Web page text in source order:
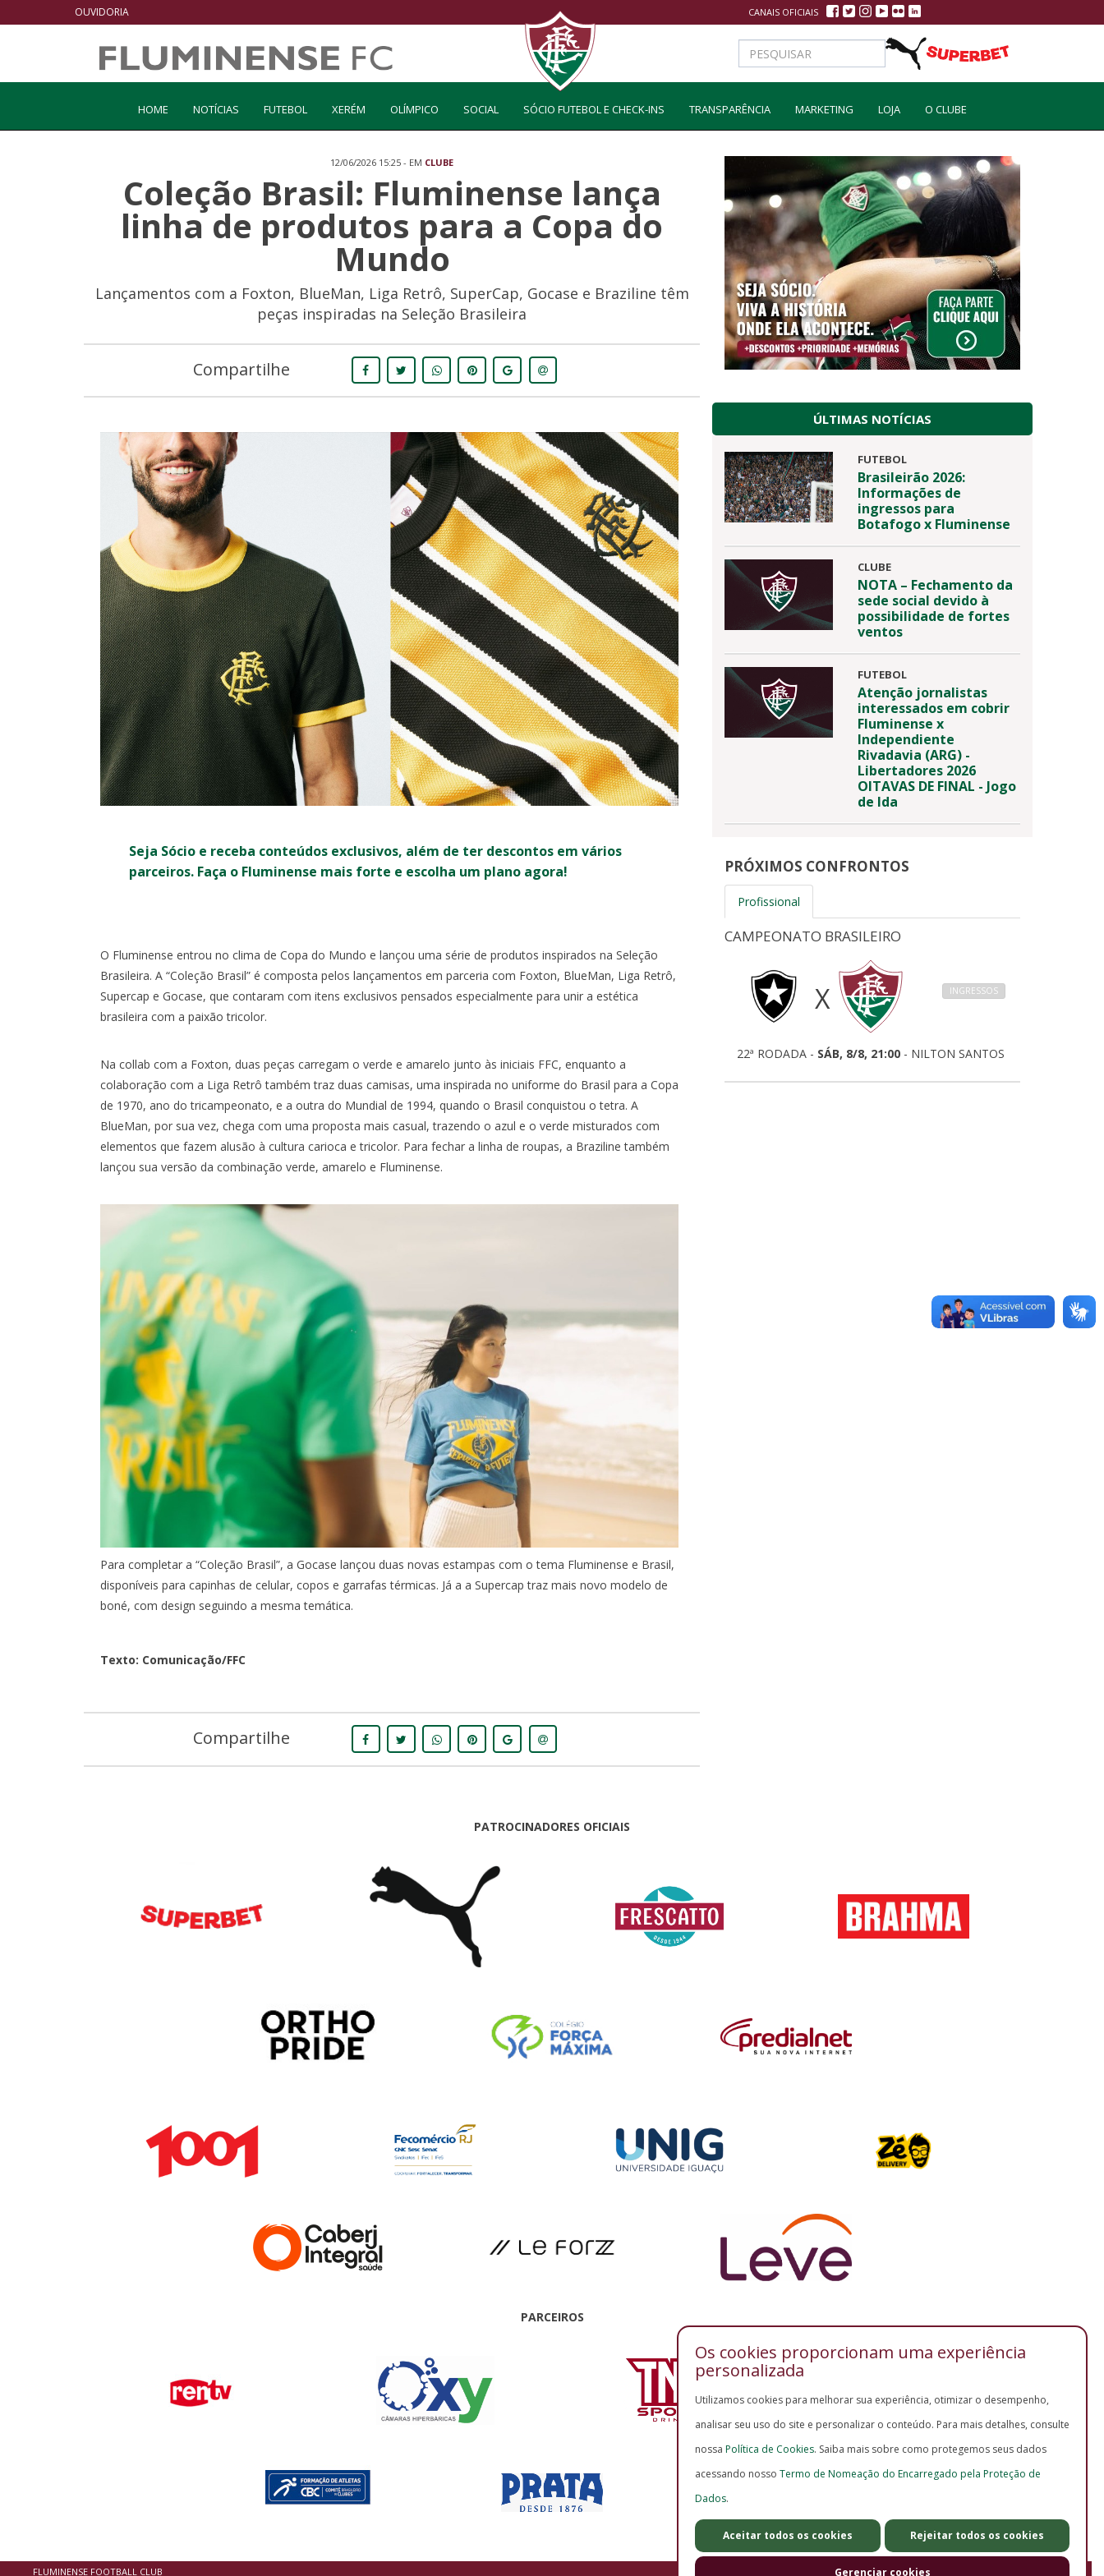
OUVIDORIA CANAIS OFICIAIS
HOME NOTÍCIAS FUTEBOL XERÉM OLÍMPICO SOCIAL SÓCIO FUTEBOL E CHECK-INS TRANSPARÊNCIA MARKETING LOJA O CLUBE
12/06/2026 15:25 - EM CLUBE
Coleção Brasil: Fluminense lança
linha de produtos para a Copa do
Mundo
Lançamentos com a Foxton, BlueMan, Liga Retrô, SuperCap, Gocase e Braziline têm
peças inspiradas na Seleção Brasileira
Compartilhe
Seja Sócio e receba conteúdos exclusivos, além de ter descontos em vários
parceiros. Faça o Fluminense mais forte e escolha um plano agora!
O Fluminense entrou no clima de Copa do Mundo e lançou uma série de produtos inspirados na Seleção
Brasileira. A “Coleção Brasil” é composta pelos lançamentos em parceria com Foxton, BlueMan, Liga Retrô,
Supercap e Gocase, que contaram com itens exclusivos pensados especialmente para unir a estética
brasileira com a paixão tricolor.
Na collab com a Foxton, duas peças carregam o verde e amarelo junto às iniciais FFC, enquanto a
colaboração com a Liga Retrô também traz duas camisas, uma inspirada no uniforme do Brasil para a Copa
de 1970, ano do tricampeonato, e a outra do Mundial de 1994, quando o Brasil conquistou o tetra. A
BlueMan, por sua vez, chega com uma proposta mais casual, trazendo o azul e o verde misturados com
elementos que fazem alusão à cultura carioca e tricolor. Para fechar a linha de roupas, a Braziline também
lançou sua versão da combinação verde, amarelo e Fluminense.
Para completar a “Coleção Brasil”, a Gocase lançou duas novas estampas com o tema Fluminense e Brasil,
disponíveis para capinhas de celular, copos e garrafas térmicas. Já a a Supercap traz mais novo modelo de
boné, com design seguindo a mesma temática.
Texto: Comunicação/FFC
Compartilhe
ÚLTIMAS NOTÍCIAS
FUTEBOL
Brasileirão 2026:
Informações de
ingressos para
Botafogo x Fluminense
CLUBE
NOTA – Fechamento da
sede social devido à
possibilidade de fortes
ventos
FUTEBOL
Atenção jornalistas
interessados em cobrir
Fluminense x
Independiente
Rivadavia (ARG) -
Libertadores 2026
OITAVAS DE FINAL - Jogo
de Ida
PRÓXIMOS CONFRONTOS
Profissional
0 X 0 INGRESSOS
MARACANÃ
1 X 3
MARACANÃ
CAMPEONATO BRASILEIRO
X INGRESSOS
22ª RODADA - SÁB, 8/8, 21:00 - NILTON SANTOS
PATROCINADORES OFICIAIS
PARCEIROS
FLUMINENSE FOOTBALL CLUB
Os cookies proporcionam uma experiência
personalizada
Utilizamos cookies para melhorar sua experiência, otimizar o desempenho,
analisar seu uso do site e personalizar o conteúdo. Para mais detalhes, consulte
nossa Política de Cookies. Saiba mais sobre como protegemos seus dados
acessando nosso Termo de Nomeação do Encarregado pela Proteção de
Dados.
Aceitar todos os cookies Rejeitar todos os cookies
Gerenciar cookies